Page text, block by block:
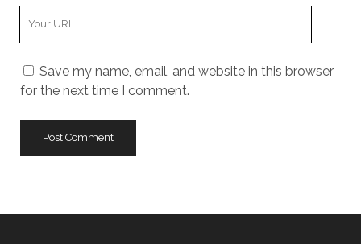
Save my name, email, and website in this browser
for the next time I comment.